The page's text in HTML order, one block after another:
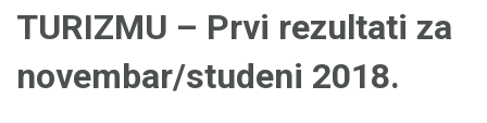
TURIZMU – Prvi rezultati za
novembar/studeni 2018.